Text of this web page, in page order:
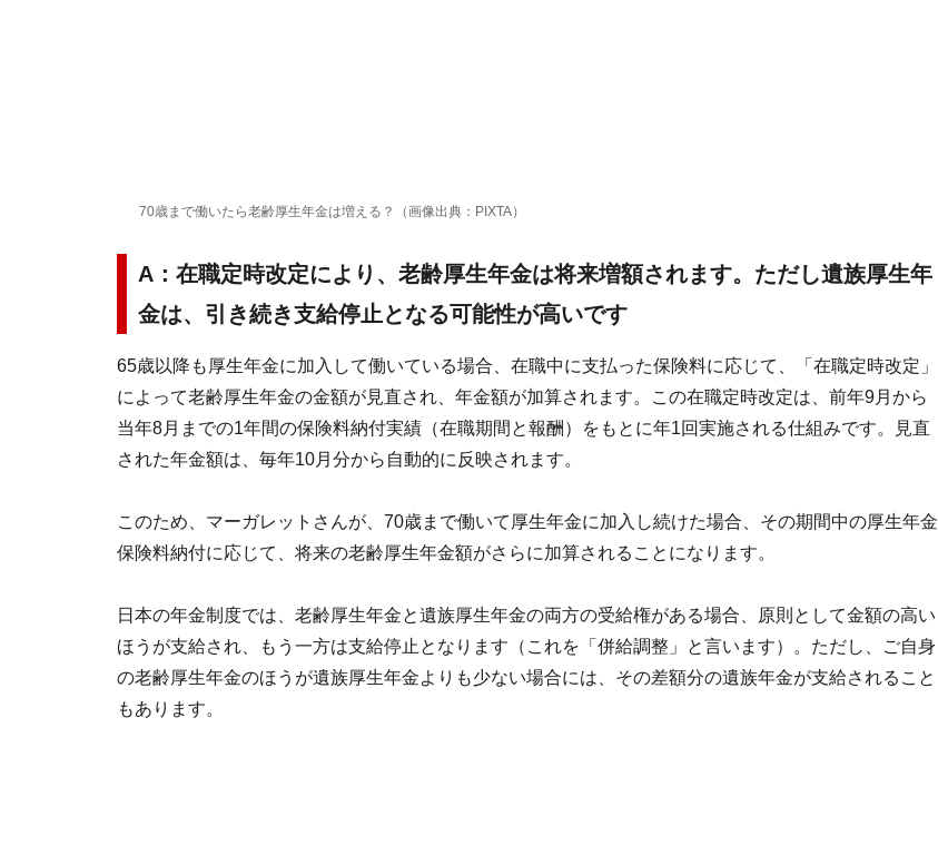
70歳まで働いたら老齢厚生年金は増える？（画像出典：PIXTA）
A：在職定時改定により、老齢厚生年金は将来増額されます。ただし遺族厚生年
金は、引き続き支給停止となる可能性が高いです
65歳以降も厚生年金に加入して働いている場合、在職中に支払った保険料に応じて、「在職定時改定」
によって老齢厚生年金の金額が見直され、年金額が加算されます。この在職定時改定は、前年9月から
当年8月までの1年間の保険料納付実績（在職期間と報酬）をもとに年1回実施される仕組みです。見直
された年金額は、毎年10月分から自動的に反映されます。
このため、マーガレットさんが、70歳まで働いて厚生年金に加入し続けた場合、その期間中の厚生年金
保険料納付に応じて、将来の老齢厚生年金額がさらに加算されることになります。
日本の年金制度では、老齢厚生年金と遺族厚生年金の両方の受給権がある場合、原則として金額の高い
ほうが支給され、もう一方は支給停止となります（これを「併給調整」と言います）。ただし、ご自身
の老齢厚生年金のほうが遺族厚生年金よりも少ない場合には、その差額分の遺族年金が支給されること
もあります。